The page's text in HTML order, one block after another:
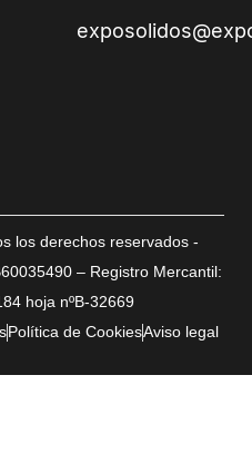
los derechos reservados -
– Registro Mercantil:
hoja nºB-32669
Política de CookiesAviso legal